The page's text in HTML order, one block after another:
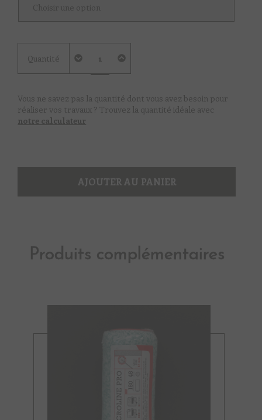
Quantité
de
Vert
Vous ne savez pas la quantité dont vous avez besoin pour
réaliser vos travaux ? Trouvez la quantité idéale avec
notre calculateur
AJOUTER AU PANIER
Produits complémentaires